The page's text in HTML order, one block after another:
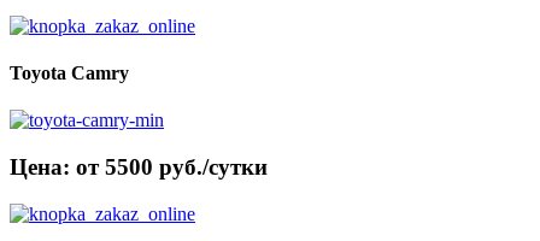
Toyota Camry
Цена: от 5500 руб./сутки